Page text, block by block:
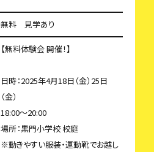
無料 見学あり
【無料体験会 開催！】
日時：2025年4月18日（金）25日
（金）
18:00〜20:00
場所：黒門小学校 校庭
※動きやすい服装・運動靴でお越し